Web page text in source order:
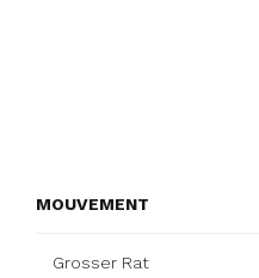
MOUVEMENT
Grosser Rat